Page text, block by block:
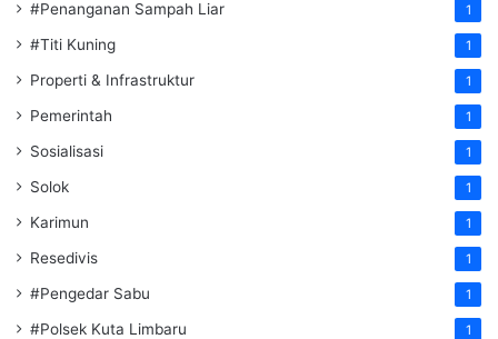
#Penanganan Sampah Liar 1
#Titi Kuning 1
Properti & Infrastruktur 1
Pemerintah 1
Sosialisasi 1
Solok 1
Karimun 1
Resedivis 1
#Pengedar Sabu 1
#Polsek Kuta Limbaru 1